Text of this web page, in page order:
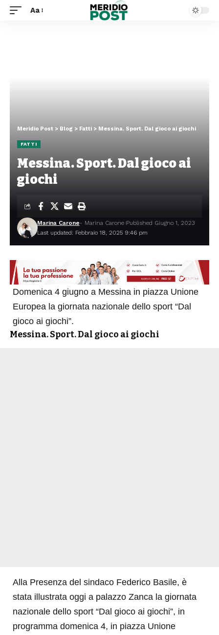
Aa
Meridio Post > Blog > Fatti > Messina. Sport. Dal gioco ai giochi
FATTI
Messina. Sport. Dal gioco ai
giochi
Last updated: Febbraio 18, 2025 9:46 pm
Marina Carone- Marina Carone Published Giugno 1, 2023
Domenica 4 giugno a Messina in piazza Unione
Europea la giornata nazionale dello sport “Dal
gioco ai giochi”.
Messina. Sport. Dal gioco ai giochi
Alla Presenza del sindaco Federico Basile, è
stata illustrata oggi a palazzo Zanca la giornata
nazionale dello sport “Dal gioco ai giochi”, in
programma domenica 4, in piazza Unione